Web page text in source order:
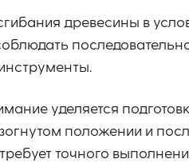
древесины в
уделяется
положении и
точного